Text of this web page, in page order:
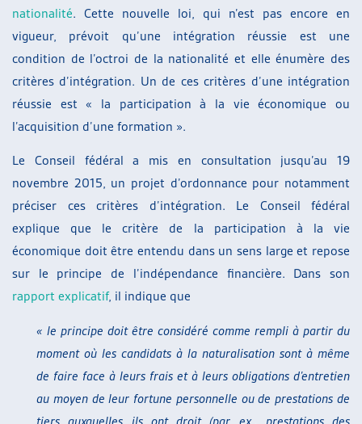
nationalité. Cette nouvelle loi, qui n’est pas encore en
vigueur, prévoit qu’une intégration réussie est une
condition de l’octroi de la nationalité et elle énumère des
critères d’intégration. Un de ces critères d’une intégration
réussie est « la participation à la vie économique ou
l’acquisition d’une formation ».
Le Conseil fédéral a mis en consultation jusqu’au 19
novembre 2015, un projet d’ordonnance pour notamment
préciser ces critères d’intégration. Le Conseil fédéral
explique que le critère de la participation à la vie
économique doit être entendu dans un sens large et repose
sur le principe de l’indépendance financière. Dans son
rapport explicatif, il indique que
« le principe doit être considéré comme rempli à partir du
moment où les candidats à la naturalisation sont à même
de faire face à leurs frais et à leurs obligations d’entretien
au moyen de leur fortune personnelle ou de prestations de